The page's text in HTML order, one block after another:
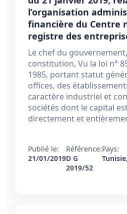
l’organisation
financière du Centre
registre des
Le chef du
constitution, Vu la loi n°
1985, portant statut
offices, des
caractère industriel et
sociétés dont le capital
directement et
Publié le:
21/01/2019
Référence:
D G
2019/52
Pays:
Tunisie,